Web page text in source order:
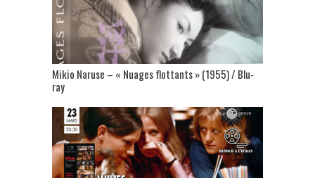
Mikio Naruse – « Nuages flottants » (1955) / Blu-
ray